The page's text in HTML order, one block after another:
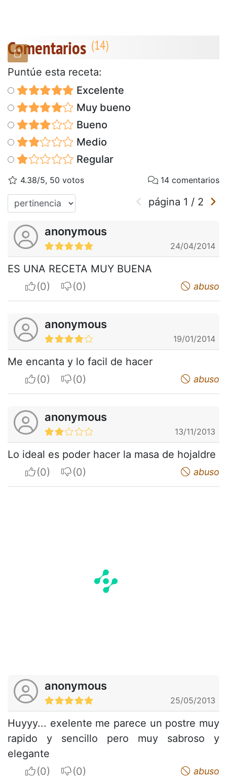
Comentarios
Puntúe esta receta:
Excelente
Muy bueno
Bueno
Medio
Regular
4.38/5, 50 votos 14 comentarios
página 1 / 2
anonymous
24/04/2014
ES UNA RECETA MUY BUENA
I apreciateI do not appreciate abuso
anonymous
19/01/2014
Me encanta y lo facil de hacer
I apreciateI do not appreciate abuso
anonymous
13/11/2013
Lo ideal es poder hacer la masa de hojaldre
I apreciateI do not appreciate abuso
anonymous
25/05/2013
Huyyy... exelente me parece un postre muy
rapido y sencillo pero muy sabroso y
elegante
I apreciateI do not appreciate abuso